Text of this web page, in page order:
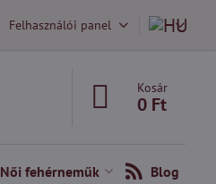
Felhasználói panel
Kosár
0 Ft
Női fehérneműk Blog